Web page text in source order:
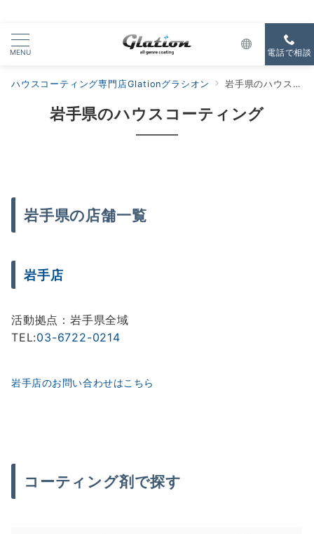
MENU 電話で相談
ハウスコーティング専門店Glationグラシオン 岩手県のハウスコーティング
岩手県のハウスコーティング
岩手県の店舗一覧
岩手店
活動拠点：岩手県全域
TEL:03-6722-0214
岩手店のお問い合わせはこちら
コーティング剤で探す